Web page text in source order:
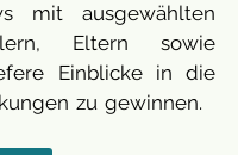
mit ausgewählten
Eltern sowie
Einblicke in die
zu gewinnen.